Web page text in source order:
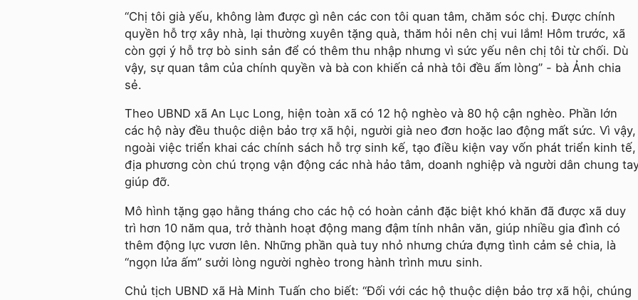
“Chị tôi già yếu, không làm được gì nên các con tôi quan tâm, chăm sóc chị. Được chính
quyền hỗ trợ xây nhà, lại thường xuyên tặng quà, thăm hỏi nên chị vui lắm! Hôm trước, xã
còn gợi ý hỗ trợ bò sinh sản để có thêm thu nhập nhưng vì sức yếu nên chị tôi từ chối. Dù
vậy, sự quan tâm của chính quyền và bà con khiến cả nhà tôi đều ấm lòng” - bà Ảnh chia
sẻ.
Theo UBND xã An Lục Long, hiện toàn xã có 12 hộ nghèo và 80 hộ cận nghèo. Phần lớn
các hộ này đều thuộc diện bảo trợ xã hội, người già neo đơn hoặc lao động mất sức. Vì vậy,
ngoài việc triển khai các chính sách hỗ trợ sinh kế, tạo điều kiện vay vốn phát triển kinh tế,
địa phương còn chú trọng vận động các nhà hảo tâm, doanh nghiệp và người dân chung
giúp đỡ.
Mô hình tặng gạo hằng tháng cho các hộ có hoàn cảnh đặc biệt khó khăn đã được xã duy
trì hơn 10 năm qua, trở thành hoạt động mang đậm tính nhân văn, giúp nhiều gia đình có
thêm động lực vươn lên. Những phần quà tuy nhỏ nhưng chứa đựng tình cảm sẻ chia, là
“ngọn lửa ấm” sưởi lòng người nghèo trong hành trình mưu sinh.
Chủ tịch UBND xã Hà Minh Tuấn cho biết: “Đối với các hộ thuộc diện bảo trợ xã hội, chúng